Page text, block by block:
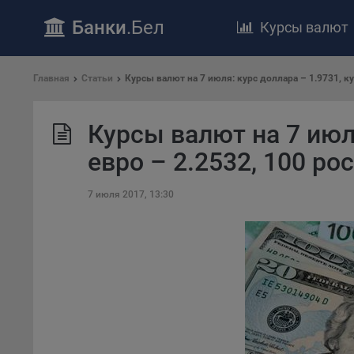
Банки.Бел Курсы валют
Главная Статьи Курсы валют на 7 июля: курс доллара – 1.9731,
Курсы валют на 7
евро – 2.2532, 100
7 июля 2017, 13:30